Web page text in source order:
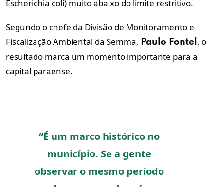
Escherichia coli) muito abaixo do limite restritivo.
Segundo o chefe da Divisão de Monitoramento e
Fiscalização Ambiental da Semma, Paulo Fontel , o
resultado marca um momento importante para a
capital paraense.
“É um marco histórico no
município. Se a gente
observar o mesmo período